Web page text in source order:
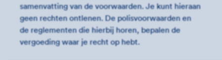
samenvatting van de voorwaarden. Je kunt hieraan
geen rechten ontlenen. De polisvoorwaarden en
de reglementen die hierbij horen, bepalen de
vergoeding waar je recht op hebt.